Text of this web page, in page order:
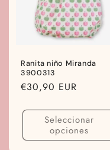
Ranita niño Miranda
3900313
Precio
€30,90 EUR
Seleccionar
opciones